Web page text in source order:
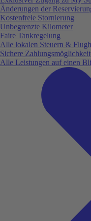
Änderungen der
Kostenfreie Stornierung
Unbegrenzte Kilometer
Faire Tankregelung
Alle lokalen Steuern &
Sichere
Alle Leistungen auf einen